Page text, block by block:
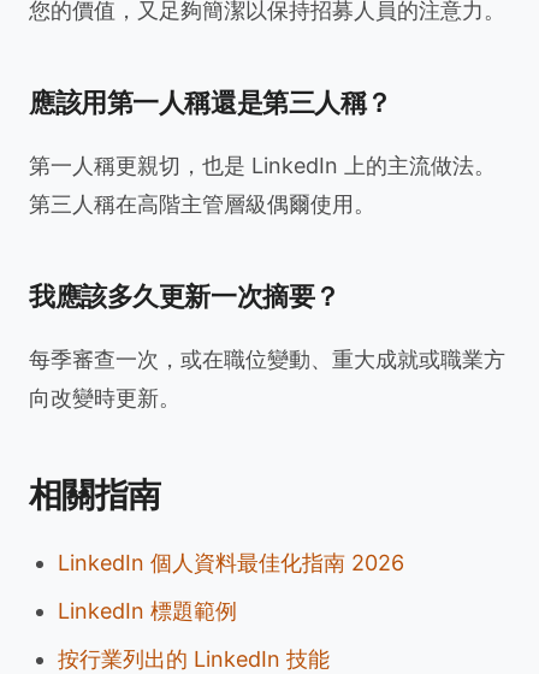
您的價值，又足夠簡潔以保持招募人員的注意力。
應該用第一人稱還是第三人稱？
第一人稱更親切，也是 LinkedIn 上的主流做法。
第三人稱在高階主管層級偶爾使用。
我應該多久更新一次摘要？
每季審查一次，或在職位變動、重大成就或職業方
向改變時更新。
相關指南
LinkedIn 個人資料最佳化指南 2026
LinkedIn 標題範例
按行業列出的 LinkedIn 技能